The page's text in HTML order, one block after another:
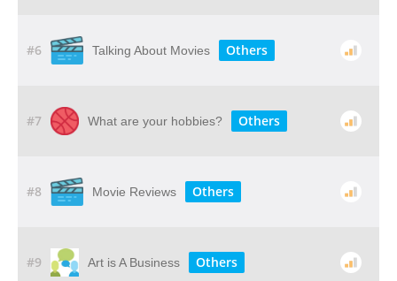
#6 Talking About Movies Others
#7 What are your hobbies? Others
#8 Movie Reviews Others
#9 Art is A Business Others